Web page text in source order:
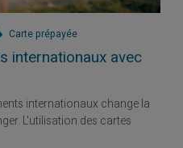
Carte prépayée
internationaux avec
internationaux change la
L'utilisation des cartes